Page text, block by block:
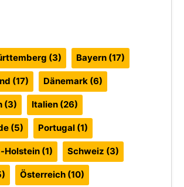
(3) Bayern(17)
(17) Dänemark(6)
(3) Italien(26)
(5) Portugal(1)
Holstein(1) Schweiz (3)
Österreich(10)